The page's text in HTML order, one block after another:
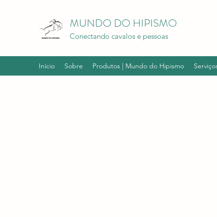
MUNDO DO HIPISMO
Conectando cavalos e pessoas
Início Sobre Produtos | Mundo do Hipismo